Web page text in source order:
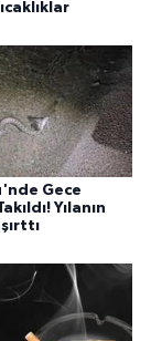
Gece
Yılanın